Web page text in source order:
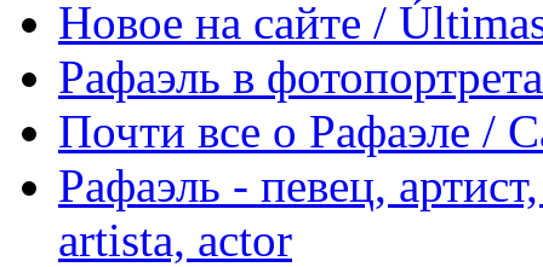
Новое на сайте /
Рафаэль в
Почти все о Рафаэле /
Рафаэль - певец,
artista, actor